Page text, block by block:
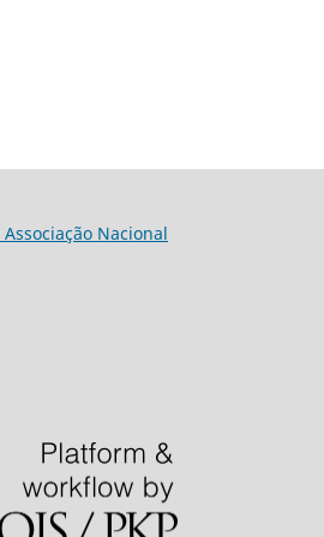
Associação Nacional